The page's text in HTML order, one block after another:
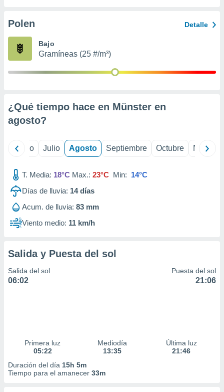
e
mediante
publicidad
publicidad
de
Polen Detalle
Bajo
Gramíneas (25 #/m³)
¿Qué tiempo hace en Münster en
agosto?
Junio Julio Agosto Septiembre Octubre
T. Media: 18°C Max.: 23°C Min: 14°C
Días de lluvia: 14días
Acum. de lluvia: 83 mm
Viento medio: 11 km/h
Salida y Puesta del sol
Salida del sol
06:02
Puesta del sol
21:06
Primera luz
05:22
Mediodía
13:35
Última luz
21:46
Duración del día 15h 5m
Tiempo para el amanecer 33m